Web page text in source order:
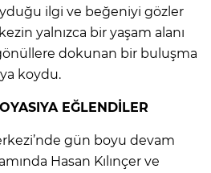
ilgi ve beğeniyi gözler
yalnızca bir yaşam alanı
dokunan bir buluşma
koydu.
EĞLENDİLER
gün boyu devam
Hasan Kılınçer ve